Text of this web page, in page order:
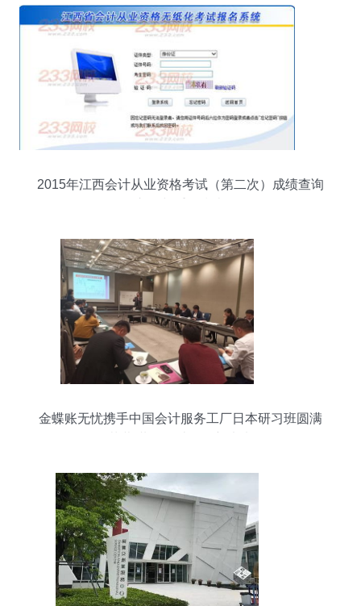
2015年江西会计从业资格考试（第二次）成绩查询
金蝶账无忧携手中国会计服务工厂日本研习班圆满